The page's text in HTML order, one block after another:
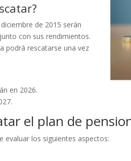
de 2015 serán
con sus rendimientos.
podrá rescatarse una vez
en 2026.
el plan de
evaluar los siguientes aspectos: